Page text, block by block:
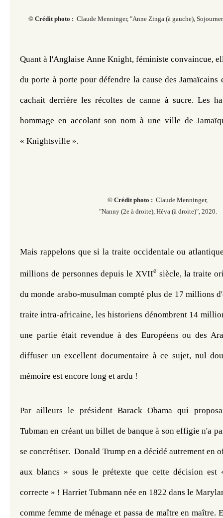
© Crédit photo : Claude Menninger, "Anne Zinga (à gauche),
Quant à l'Anglaise Anne Knight, féministe convaincue,
du porte à porte pour défendre la cause des Jamaïcains
cachait derrière les récoltes de canne à sucre. Les
hommage en accolant son nom à une ville de
« Knightsville ».
© Crédit photo : Claude Menninger,
"Nanny (2e à droite), Héva (à droite)", 2020.
Mais rappelons que si la traite occidentale ou
millions de personnes depuis le XVIIe siècle, la traite
du monde arabo-musulman compté plus de 17 millions
traite intra-africaine, les historiens dénombrent 14
une partie était revendue à des Européens ou des
diffuser un excellent documentaire à ce sujet, nul
mémoire est encore long et ardu !
Par ailleurs le président Barack Obama qui
Tubman en créant un billet de banque à son effigie n'a
se concrétiser.  Donald Trump en a décidé autrement en
aux blancs » sous le prétexte que cette décision est
correcte » ! Harriet Tubmann née en 1822 dans le
comme femme de ménage et passa de maître en maître.